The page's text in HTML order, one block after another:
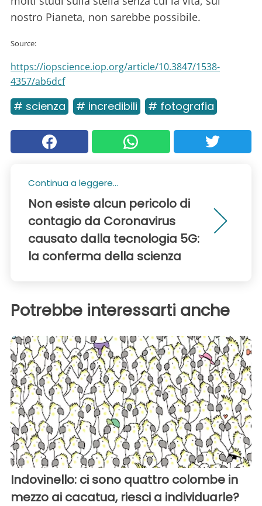
nostro Pianeta, non sarebbe possibile.
Source:
https://iopscience.iop.org/article/10.3847/1538-
4357/ab6dcf
# scienza # incredibili # fotografia
Continua a leggere...
Non esiste alcun pericolo di
contagio da Coronavirus
causato dalla tecnologia 5G:
la conferma della scienza
Potrebbe interessarti anche
Indovinello: ci sono quattro colombe in
mezzo ai cacatua, riesci a individuarle?